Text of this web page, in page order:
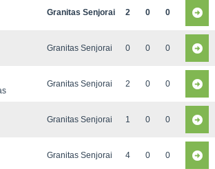
Granitas Senjorai 2 0 0
Granitas Senjorai 0 0 0
Granitas Senjorai 2 0 0
Granitas Senjorai 1 0 0
Granitas Senjorai 4 0 0